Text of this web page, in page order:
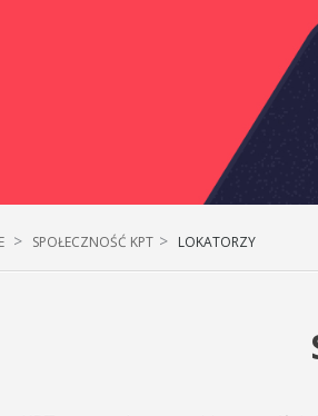
SPOŁECZNOŚĆ KPT LOKATORZY